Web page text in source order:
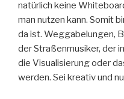
natürlich keine
man nutzen kann. Somit
da ist. Weggabelungen,
der Straßenmusiker, der
die Visualisierung oder
werden. Sei kreativ und